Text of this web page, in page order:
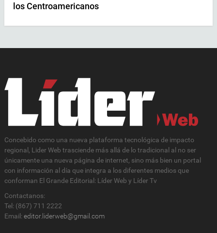
los Centroamericanos
Concebido como una nueva plataforma tecnológica de impacto
regional, Lider Web trasciende más allá de lo tradicional al no ser
únicamente una nueva página de internet, sino más bien un portal
con información al día que integra a los diferentes medios que
conforman El Grande Editorial: Líder Web y Líder Tv
Contactanos:
Tel: (867) 711 2222
Email: editor.liderweb@gmail.com